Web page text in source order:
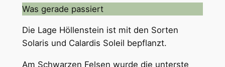
Was gerade passiert
Die Lage Höllenstein ist mit den Sorten
Solaris und Calardis Soleil bepflanzt.
Am Schwarzen Felsen wurde die unterste